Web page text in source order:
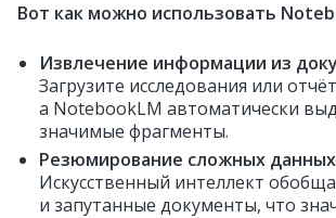
Вот как можно использовать
Извлечение информации из
Загрузите исследования или
а NotebookLM автоматически
значимые фрагменты.
Резюмирование сложных данных
Искусственный интеллект
и запутанные документы, что